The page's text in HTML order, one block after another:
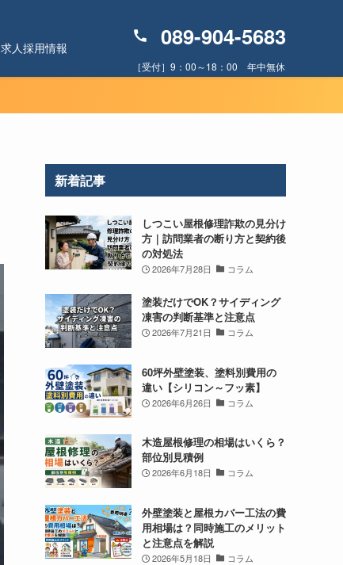
求人採用情報 089-904-5683
［受付］9：00～18：00 年中無休
新着記事
しつこい屋根修理詐欺の見分け
方｜訪問業者の断り方と契約後
の対処法
2026年7月28日 コラム
塗装だけでOK？サイディング
凍害の判断基準と注意点
2026年7月21日 コラム
60坪外壁塗装、塗料別費用の
違い【シリコン～フッ素】
2026年6月26日 コラム
木造屋根修理の相場はいくら？
部位別見積例
2026年6月18日 コラム
外壁塗装と屋根カバー工法の費
用相場は？同時施工のメリット
と注意点を解説
2026年5月18日 コラム